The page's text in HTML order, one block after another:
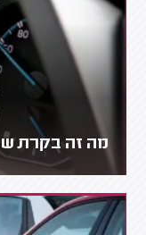
מה זה בקרת